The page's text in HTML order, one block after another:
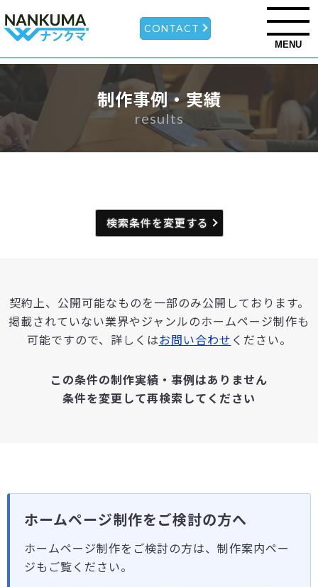
CONTACT
MENU
制作事例・実績
results
検索条件を変更する
契約上、公開可能なものを一部のみ公開しております。
掲載されていない業界やジャンルのホームページ制作も
可能ですので、詳しくはお問い合わせ ください。
この条件の制作実績・事例はありません
条件を変更して再検索してください
ホームページ制作をご検討の方へ
ホームページ制作をご検討の方は、制作案内ペー
ジもご覧ください。